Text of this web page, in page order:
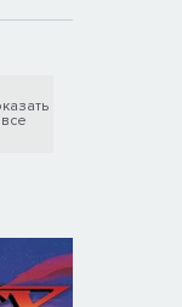
все